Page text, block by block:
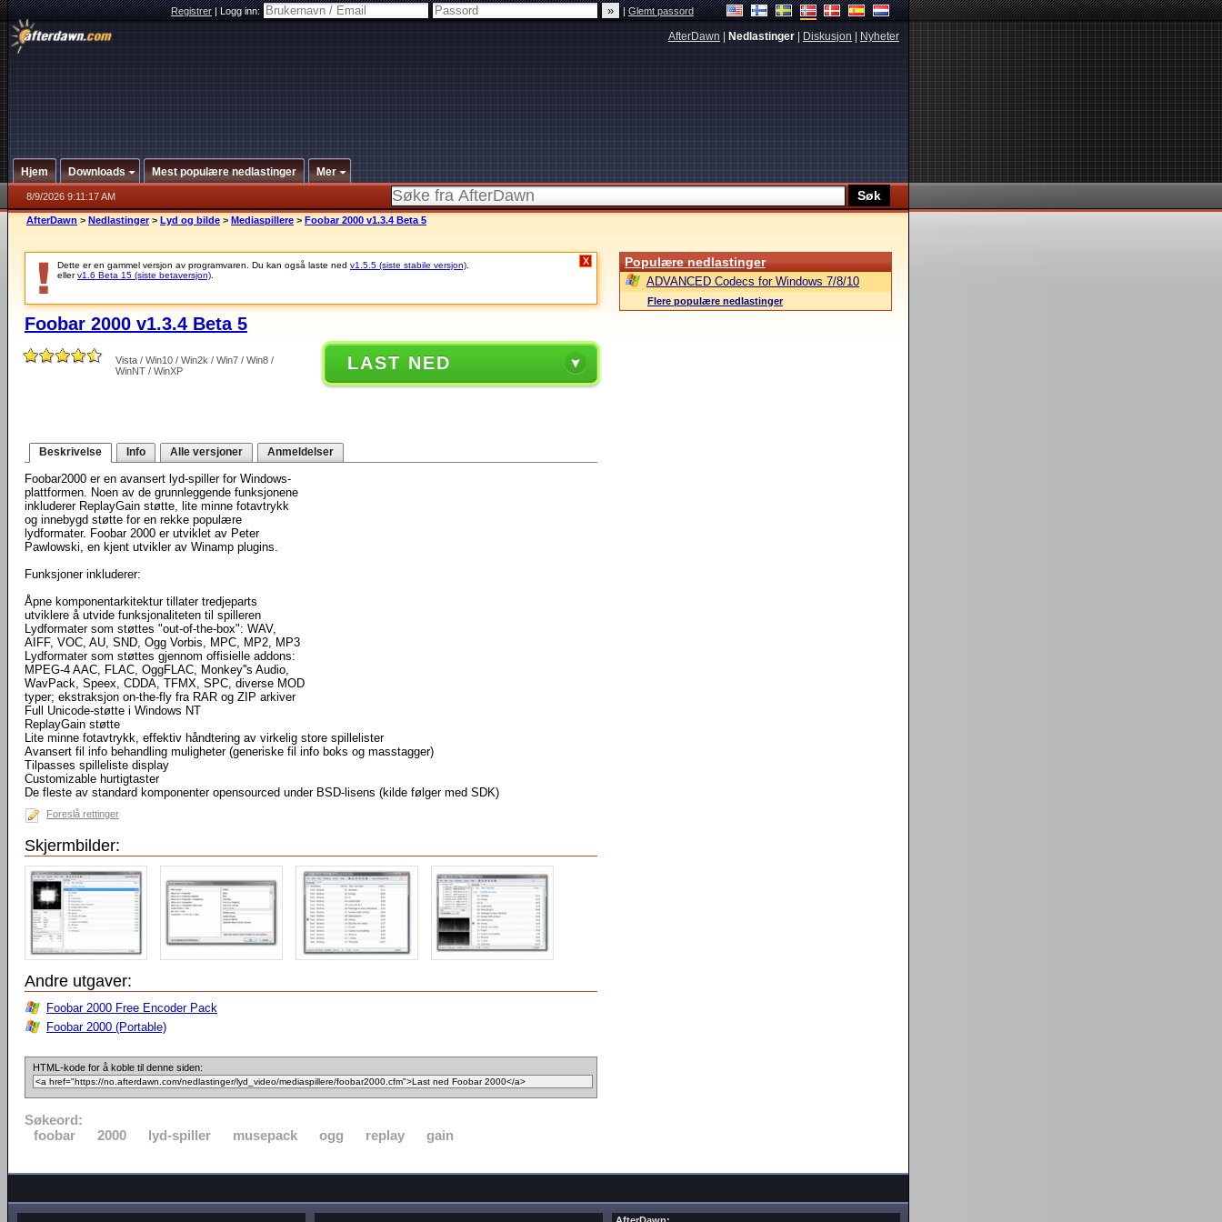
Registrer|Logg inn: |Glemt passord
AfterDawn Nedlastinger Diskusjon Nyheter
Hjem Downloads Mest populære nedlastinger Mer
8/9/2026 9:11:17 AM
AfterDawn > Nedlastinger > Lyd og bilde > Mediaspillere > Foobar 2000 v1.3.4 Beta 5
Dette er en gammel versjon av programvaren. Du kan også laste ned v1.5.5 (siste stabile versjon)
ellerv1.6 Beta 15 (siste betaversjon)
X
Foobar 2000 v1.3.4 Beta 5
Vista / Win10 / Win2k / Win7 / Win8 /
WinNT / WinXP
LAST NED
Beskrivelse Info Alle versjoner Anmeldelser
Foobar2000 er en avansert lyd-spiller for Windows-
plattformen. Noen av de grunnleggende funksjonene
inkluderer ReplayGain støtte, lite minne fotavtrykk
og innebygd støtte for en rekke populære
lydformater. Foobar 2000 er utviklet av Peter
Pawlowski, en kjent utvikler av Winamp plugins.
Funksjoner inkluderer:
Åpne komponentarkitektur tillater tredjeparts
utviklere å utvide funksjonaliteten til spilleren
Lydformater som støttes "out-of-the-box": WAV,
AIFF, VOC, AU, SND, Ogg Vorbis, MPC, MP2, MP3
Lydformater som støttes gjennom offisielle addons:
MPEG-4 AAC, FLAC, OggFLAC, Monkey''s Audio,
WavPack, Speex, CDDA, TFMX, SPC, diverse MOD
typer; ekstraksjon on-the-fly fra RAR og ZIP arkiver
Full Unicode-støtte i Windows NT
ReplayGain støtte
Lite minne fotavtrykk, effektiv håndtering av virkelig store spillelister
Avansert fil info behandling muligheter (generiske fil info boks og masstagger)
Tilpasses spilleliste display
Customizable hurtigtaster
De fleste av standard komponenter opensourced under BSD-lisens (kilde følger med SDK)
Foreslå rettinger
Skjermbilder:
Andre utgaver:
Foobar 2000 Free Encoder Pack
Foobar 2000 (Portable)
HTML-kode for å koble til denne siden:
Søkeord:
foobar
2000 lyd-spiller musepack ogg replay gain
Populære nedlastinger
ADVANCED Codecs for Windows 7/8/10
Flere populære nedlastinger